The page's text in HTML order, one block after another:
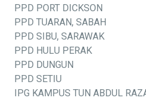
PPD PORT DICKSON
PPD TUARAN, SABAH
PPD SIBU, SARAWAK
PPD HULU PERAK
PPD DUNGUN
PPD SETIU
IPG KAMPUS TUN ABDUL